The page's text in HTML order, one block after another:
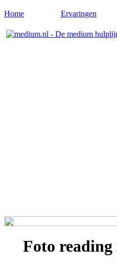
Home Ervaringen
Foto